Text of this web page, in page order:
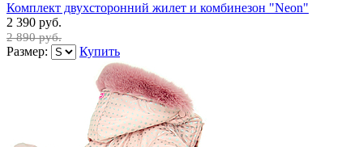
Комплект двухсторонний жилет и комбинезон "Neon"
2 390 руб.
2 890 руб.
Размер: Купить